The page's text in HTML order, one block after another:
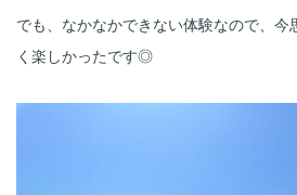
でも、なかなかできない体験なので、今